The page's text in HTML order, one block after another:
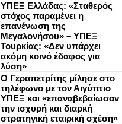
ΥΠΕΞ Ελλάδας: «Σταθερός
στόχος παραμένει η
επανένωση της
Μεγαλονήσου» – ΥΠΕΞ
Τουρκίας: «Δεν υπάρχει
ακόμη κοινό έδαφος για
λύση»
Ο Γεραπετρίτης μίλησε στο
τηλέφωνο με τον Αιγύπτιο
ΥΠΕΞ και «επαναβεβαίωσαν
την ισχυρή και διαρκή
στρατηγική εταιρική σχέση»